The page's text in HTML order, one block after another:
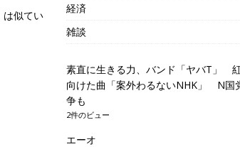
は似てい
経済
雑談
素直に生きる力、バンド「ヤバT」
向けた曲「案外わるないNHK」 N国
争も
2件のビュー
エーオ